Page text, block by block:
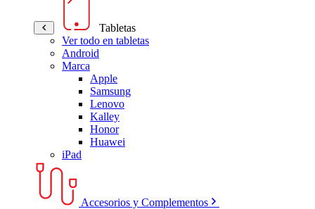
Tabletas
Ver todo en tabletas
Android
Marca
Apple
Samsung
Lenovo
Kalley
Honor
Huawei
iPad
Accesorios y Complementos